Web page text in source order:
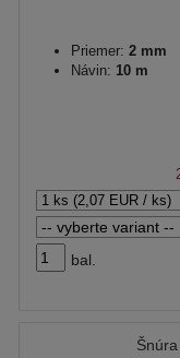
Priemer: 2 mm
Návin: 10 m
bal.